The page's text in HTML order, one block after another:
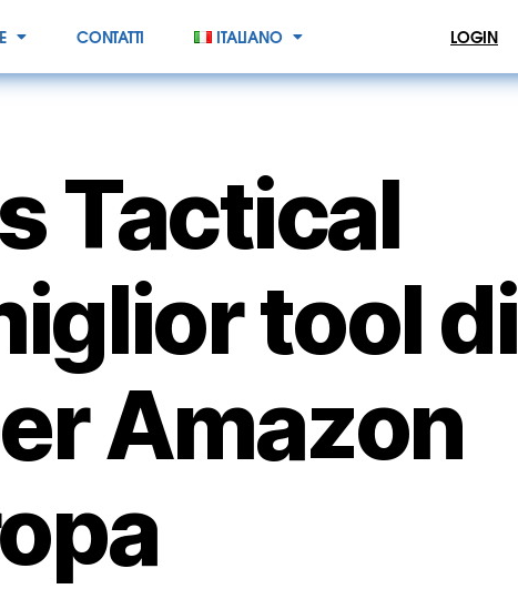
CONTATTI ITALIANO LOGIN
Tactical
tool di
Amazon